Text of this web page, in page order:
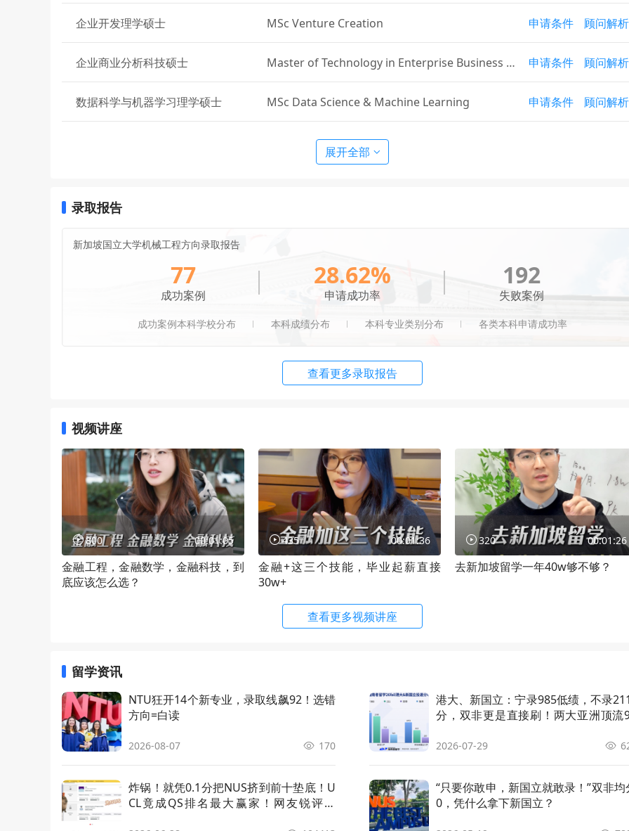
企业开发理学硕士 MSc Venture Creation 申请条件 顾问解析
企业商业分析科技硕士
Master of Technology in Enterprise Business A
申请条件 顾问解析
数据科学与机器学习理学硕士 MSc Data Science & Machine Learning 申请条件 顾问解析
MA Chinese Culture and Language
市场营销分析与洞察理学硕士 MSc Marketing Analytics and Insights 申请条件 顾问解析
MSc Business Analytics
工业与系统工程理学硕士 MSc Industrial & Systems Engineering 申请条件
供应链管理理学硕士 MSc Supply Chain Management 申请条件 顾问解析
土木工程理学硕士 MSc Civil Engineering 申请条件 顾问解析
机械工程理学硕士 MSc Mechanical Engineering 申请条件 顾问解析
MSc Safety, Health and Environmental Technol
ogy
环境工程理学硕士 MSc Environmental Engineering 申请条件 顾问解析
智能产业与数字化转型理学硕士
MSc Smart Industries and Digital Transformati
材料科学与工程理学硕士 MSc Materials Science & Engineering 申请条件
展开全部
录取报告
新加坡国立大学机械工程方向录取报告
77
成功案例
28.62%
申请成功率
192
失败案例
成功案例本科学校分布 本科成绩分布 本科专业类别分布 各类本科申请成功率
查看更多录取报告
视频讲座
800 00:01:05
金融工程，金融数学，金融科技，到
底应该怎么选？
435 00:01:36
金融+这三个技能，毕业起薪直接
30w+
320 00:01:26
去新加坡留学一年40w够不够？
查看更多视频讲座
留学资讯
NTU狂开14个新专业，录取线飙92！选错
方向=白读
2026-08-07 170
港大、新国立：宁录985低绩，不录
分，双非更是直接刷！两大亚洲顶流
2026-07-29
炸锅！就凭0.1分把NUS挤到前十垫底！U
CL竟成QS排名最大赢家！网友锐评：
“只要你敢申，新国立就敢录！”双非均
0，凭什么拿下新国立？